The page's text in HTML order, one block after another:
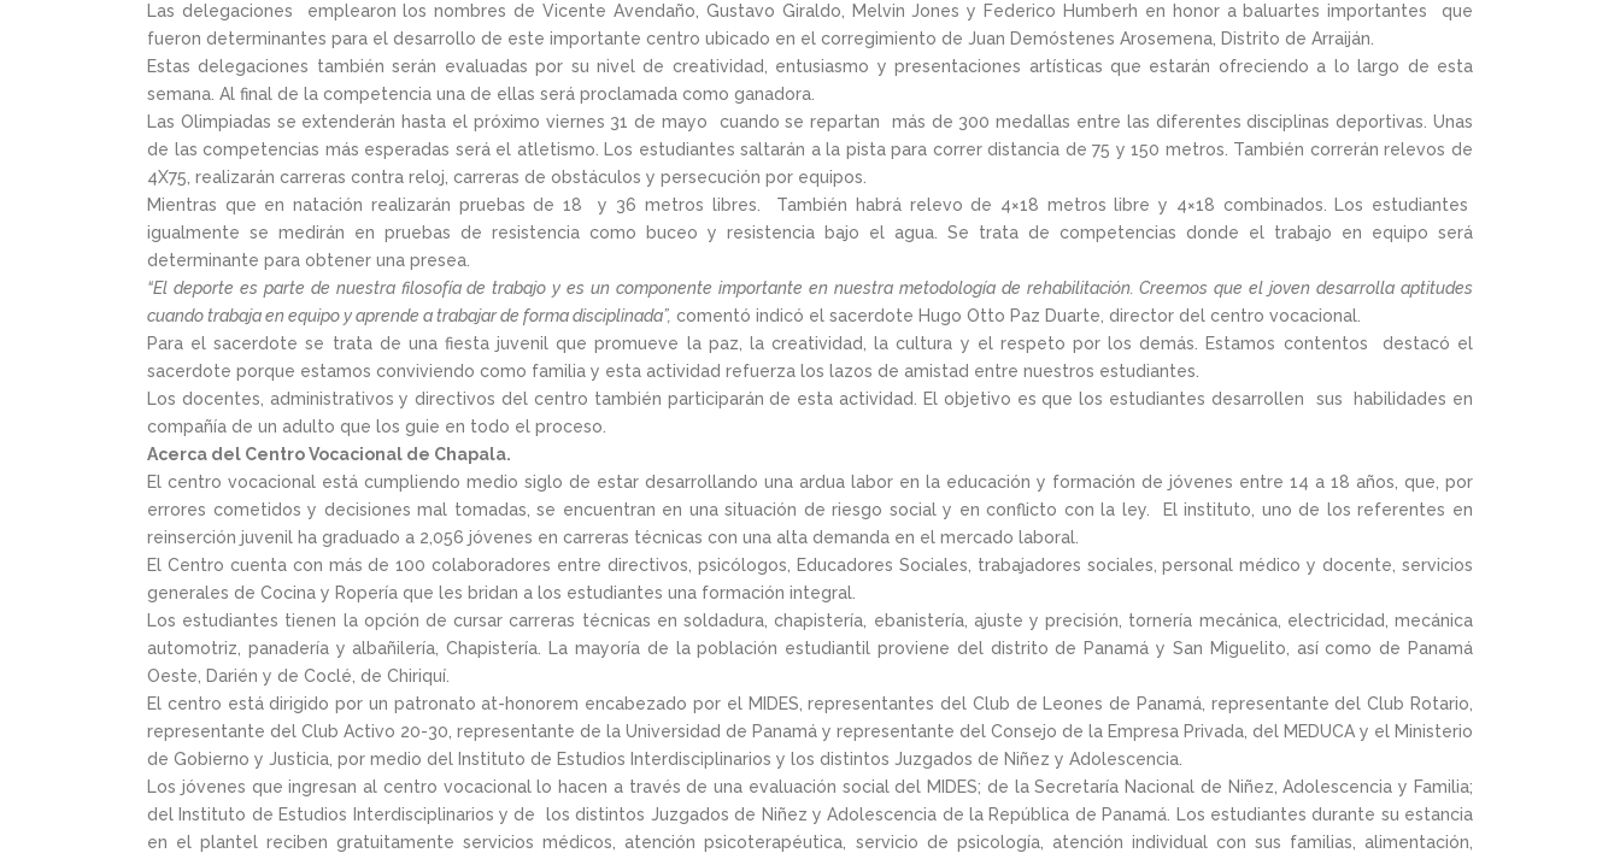
Las delegaciones emplearon los nombres de Vicente Avendaño, Gustavo Giraldo, Melvin Jones y Federico Humberh en honor a baluartes importantes que
fueron determinantes para el desarrollo de este importante centro ubicado en el corregimiento de Juan Demóstenes Arosemena, Distrito de Arraiján.
Estas delegaciones también serán evaluadas por su nivel de creatividad, entusiasmo y presentaciones artísticas que estarán ofreciendo a lo largo de esta
semana. Al final de la competencia una de ellas será proclamada como ganadora.
Las Olimpiadas se extenderán hasta el próximo viernes 31 de mayo cuando se repartan más de 300 medallas entre las diferentes disciplinas deportivas. Unas
de las competencias más esperadas será el atletismo. Los estudiantes saltarán a la pista para correr distancia de 75 y 150 metros. También correrán relevos de
4X75, realizarán carreras contra reloj, carreras de obstáculos y persecución por equipos.
Mientras que en natación realizarán pruebas de 18 y 36 metros libres. También habrá relevo de 4×18 metros libre y 4×18 combinados. Los estudiantes
igualmente se medirán en pruebas de resistencia como buceo y resistencia bajo el agua. Se trata de competencias donde el trabajo en equipo será
determinante para obtener una presea.
“El deporte es parte de nuestra filosofía de trabajo y es un componente importante en nuestra metodología de rehabilitación. Creemos que el joven desarrolla aptitudes
cuando trabaja en equipo y aprende a trabajar de forma disciplinada”, comentó indicó el sacerdote Hugo Otto Paz Duarte, director del centro vocacional.
Para el sacerdote se trata de una fiesta juvenil que promueve la paz, la creatividad, la cultura y el respeto por los demás. Estamos contentos destacó el
sacerdote porque estamos conviviendo como familia y esta actividad refuerza los lazos de amistad entre nuestros estudiantes.
Los docentes, administrativos y directivos del centro también participarán de esta actividad. El objetivo es que los estudiantes desarrollen sus habilidades en
compañía de un adulto que los guie en todo el proceso.
Acerca del Centro Vocacional de Chapala.
El centro vocacional está cumpliendo medio siglo de estar desarrollando una ardua labor en la educación y formación de jóvenes entre 14 a 18 años, que, por
errores cometidos y decisiones mal tomadas, se encuentran en una situación de riesgo social y en conflicto con la ley. El instituto, uno de los referentes en
reinserción juvenil ha graduado a 2,056 jóvenes en carreras técnicas con una alta demanda en el mercado laboral.
El Centro cuenta con más de 100 colaboradores entre directivos, psicólogos, Educadores Sociales, trabajadores sociales, personal médico y docente, servicios
generales de Cocina y Ropería que les bridan a los estudiantes una formación integral.
Los estudiantes tienen la opción de cursar carreras técnicas en soldadura, chapistería, ebanistería, ajuste y precisión, tornería mecánica, electricidad, mecánica
automotriz, panadería y albañilería, Chapistería. La mayoría de la población estudiantil proviene del distrito de Panamá y San Miguelito, así como de Panamá
Oeste, Darién y de Coclé, de Chiriquí.
El centro está dirigido por un patronato at-honorem encabezado por el MIDES, representantes del Club de Leones de Panamá, representante del Club Rotario,
representante del Club Activo 20-30, representante de la Universidad de Panamá y representante del Consejo de la Empresa Privada, del MEDUCA y el Ministerio
de Gobierno y Justicia, por medio del Instituto de Estudios Interdisciplinarios y los distintos Juzgados de Niñez y Adolescencia.
Los jóvenes que ingresan al centro vocacional lo hacen a través de una evaluación social del MIDES; de la Secretaría Nacional de Niñez, Adolescencia y Familia;
del Instituto de Estudios Interdisciplinarios y de los distintos Juzgados de Niñez y Adolescencia de la República de Panamá. Los estudiantes durante su estancia
en el plantel reciben gratuitamente servicios médicos, atención psicoterapéutica, servicio de psicología, atención individual con sus familias, alimentación,